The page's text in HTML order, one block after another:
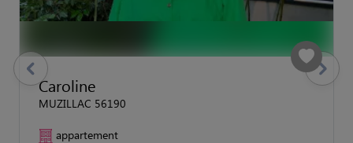
Caroline
MUZILLAC 56190
appartement
previous Suivant